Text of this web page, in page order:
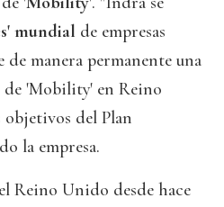
mundial de empresas
de manera permanente una
de 'Mobility' en Reino
del Plan
la empresa.
Reino Unido desde hace